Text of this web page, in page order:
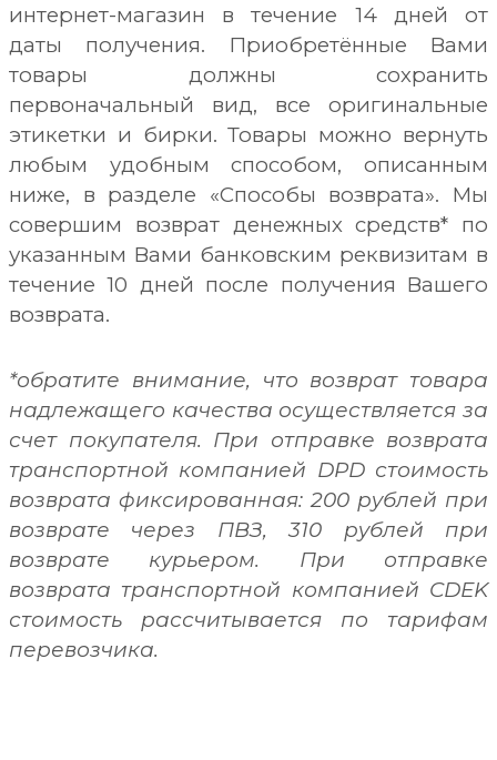
интернет-магазин в течение 14 дней от
даты получения. Приобретённые Вами
товары должны сохранить
первоначальный вид, все оригинальные
этикетки и бирки. Товары можно вернуть
любым удобным способом, описанным
ниже, в разделе «Способы возврата». Мы
совершим возврат денежных средств* по
указанным Вами банковским реквизитам в
течение 10 дней после получения Вашего
возврата.
*обратите внимание, что возврат товара
надлежащего качества осуществляется за
счет покупателя. При отправке возврата
транспортной компанией DPD стоимость
возврата фиксированная: 200 рублей при
возврате через ПВЗ, 310 рублей при
возврате курьером. При отправке
возврата транспортной компанией CDEK
стоимость рассчитывается по тарифам
перевозчика.